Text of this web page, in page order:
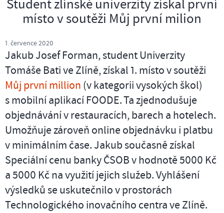
Student zlínské univerzity získal první
místo v soutěži Můj první milion
1. července 2020
Jakub Josef Forman, student Univerzity
Tomáše Bati ve Zlíně, získal 1. místo v soutěži
Můj první million (v kategorii vysokých škol)
s mobilní aplikací FOODE. Ta zjednodušuje
objednávání v restauracích, barech a hotelech.
Umožňuje zároveň online objednávku i platbu
v minimálním čase. Jakub současně získal
Speciální cenu banky ČSOB v hodnotě 5000 Kč
a 5000 Kč na využití jejich služeb. Vyhlášení
výsledků se uskutečnilo v prostorách
Technologického inovačního centra ve Zlíně.